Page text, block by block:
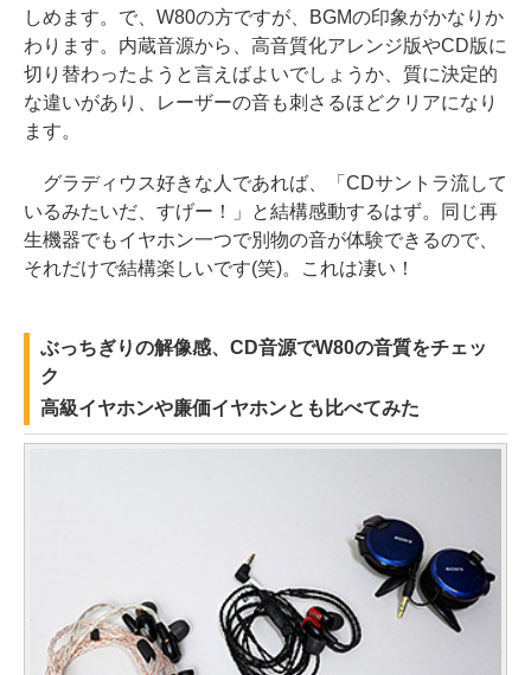
しめます。で、W80の方ですが、BGMの印象がかなりか
わります。内蔵音源から、高音質化アレンジ版やCD版に
切り替わったようと言えばよいでしょうか、質に決定的
な違いがあり、レーザーの音も刺さるほどクリアになり
ます。
グラディウス好きな人であれば、「CDサントラ流して
いるみたいだ、すげー！」と結構感動するはず。同じ再
生機器でもイヤホン一つで別物の音が体験できるので、
それだけで結構楽しいです(笑)。これは凄い！
ぶっちぎりの解像感、CD音源でW80の音質をチェッ
ク
高級イヤホンや廉価イヤホンとも比べてみた